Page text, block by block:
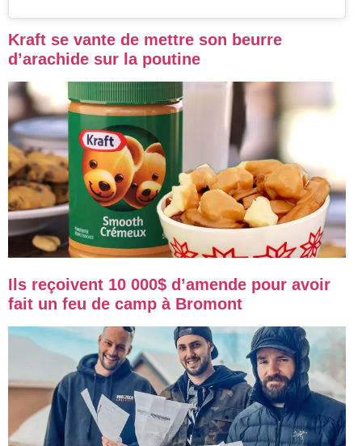
Kraft se vante de mettre son beurre
d’arachide sur la poutine
Ils reçoivent 10 000$ d’amende pour avoir
fait un feu de camp à Bromont